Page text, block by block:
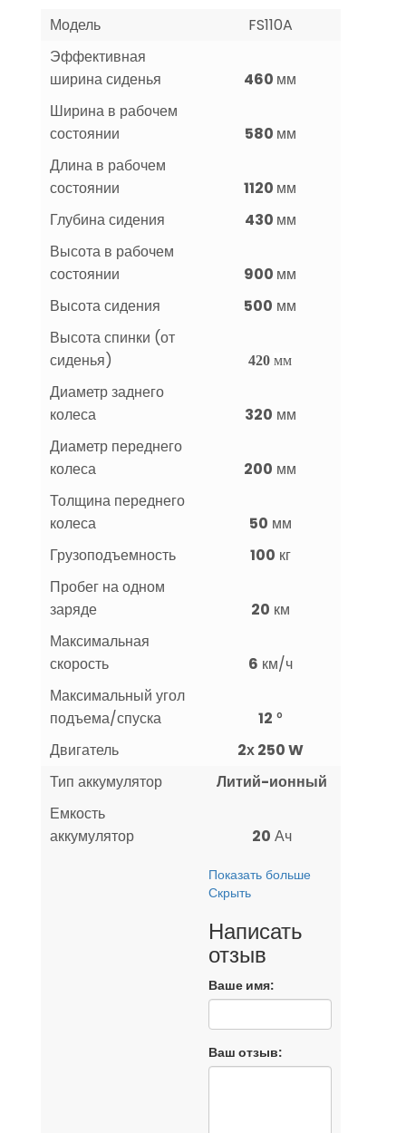
Модель
FS110A
Эффективная
ширина сиденья
460 мм
Ширина в рабочем
состоянии
580 мм
Длина в рабочем
состоянии
1120 мм
Глубина сидения
430 мм
Высота в рабочем
состоянии
900 мм
Высота сидения
500 мм
Высота спинки (от
сиденья)
420 мм
Диаметр заднего
колеса
320 мм
Диаметр переднего
колеса
200 мм
Толщина переднего
колеса
50 мм
Грузоподъемность
100 кг
Пробег на одном
заряде
20 км
Максимальная
скорость
6 км/ч
Максимальный угол
подъема/спуска
12 °
Двигатель
2х 250 W
Тип аккумулятор
Литий-ионный
Емкость
аккумулятор
20 Ач
Показать больше
Скрыть
Написать
отзыв
Ваше имя:
Ваш отзыв: